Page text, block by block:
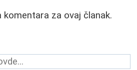
komentara za ovaj članak.